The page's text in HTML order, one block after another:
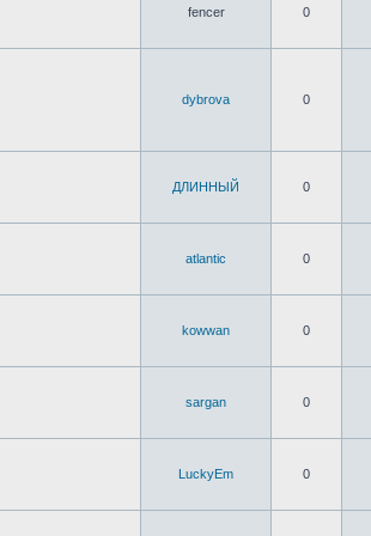
fencer 0
dybrova 0
ДЛИННЫЙ 0
atlantic 0
kowwan 0
sargan 0
LuckyEm 0